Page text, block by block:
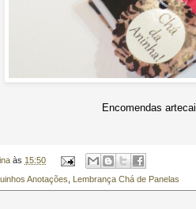
Encomendas
às 15:50
Anotações, Lembrança Chá de Panelas